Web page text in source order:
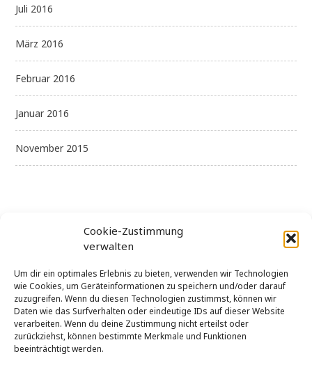
Cookie-Zustimmung
verwalten
Um dir ein optimales Erlebnis zu bieten, verwenden wir Technologien
wie Cookies, um Geräteinformationen zu speichern und/oder darauf
zuzugreifen. Wenn du diesen Technologien zustimmst, können wir
Daten wie das Surfverhalten oder eindeutige IDs auf dieser Website
verarbeiten. Wenn du deine Zustimmung nicht erteilst oder
zurückziehst, können bestimmte Merkmale und Funktionen
beeinträchtigt werden.
Juli 2016
März 2016
Februar 2016
Januar 2016
November 2015
Kategorien
Allgemein
Uncategorized